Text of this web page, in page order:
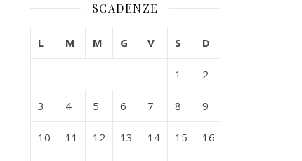
SCADENZE
L M M G V S D
1 2
3 4 5 6 7 8 9
10 11 12 13 14 15 16